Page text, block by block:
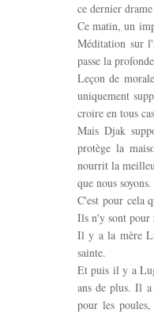
ce dernier
Ce matin, un
Méditation sur
passe la
Leçon de
uniquement
croire en tous
Mais Djak
protège la
nourrit la
que nous soyons.
C'est pour cela
Ils n'y sont pour
Il y a la mère
sainte.
Et puis il y a
ans de plus. Il
pour les